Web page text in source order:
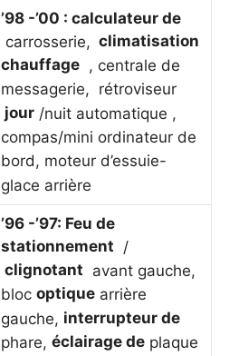
’98 -’00 : calculateur de
carrosserie, climatisation
chauffage , centrale de
messagerie, rétroviseur
jour /nuit automatique ,
compas/mini ordinateur de
bord, moteur d’essuie-
glace arrière
’96 -’97: Feu de
stationnement /
clignotant avant gauche,
bloc optique arrière
gauche, interrupteur de
phare, éclairage de plaque